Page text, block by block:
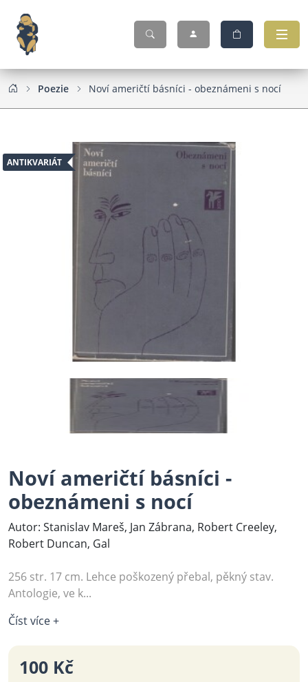
Poezie Noví američtí básníci - obeznámeni s nocí
ANTIKVARIÁT
Noví američtí básníci -
obeznámeni s nocí
Autor: Stanislav Mareš, Jan Zábrana, Robert Creeley,
Robert Duncan, Gal
256 str. 17 cm. Lehce poškozený přebal, pěkný stav.
Antologie, ve k...
Číst více +
100 Kč